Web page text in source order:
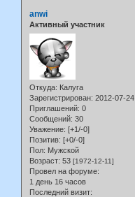
anwi
Активный участник
Откуда: Калуга
Зарегистрирован: 2012-07-24
Приглашений: 0
Сообщений: 30
Уважение: [+1/-0]
Позитив: [+0/-0]
Пол: Мужской
Возраст: 53 [1972-12-11]
Провел на форуме:
1 день 16 часов
Последний визит: